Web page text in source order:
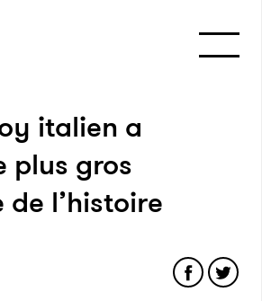
italien a
plus gros
l’histoire